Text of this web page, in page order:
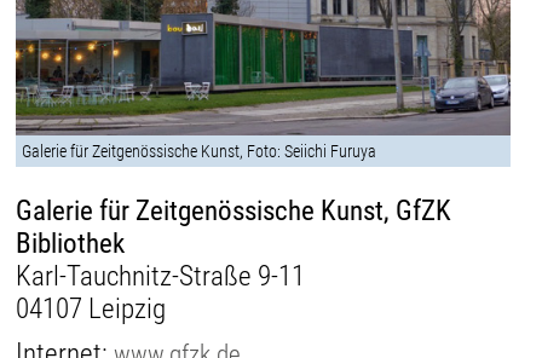
Galerie für Zeitgenössische Kunst, Foto: Seiichi Furuya
Galerie für Zeitgenössische Kunst, GfZK
Bibliothek
Karl-Tauchnitz-Straße 9-11
04107 Leipzig